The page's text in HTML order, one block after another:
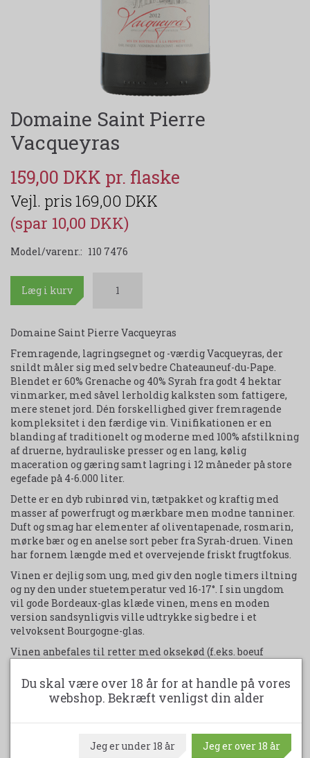
Domaine Saint Pierre
Vacqueyras
159,00 DKK
169,00 DKK
(spar 10,00 DKK)
Model/varenr.: 110 7476
Læg i kurv
Domaine Saint Pierre Vacqueyras
Fremragende, lagringsegnet og -værdig Vacqueyras, der
snildt måler sig med selv bedre Chateauneuf-du-Pape.
Blendet er 60% Grenache og 40% Syrah fra godt 4 hektar
vinmarker, med såvel lerholdig kalksten som fattigere,
mere stenet jord. Dén forskellighed giver fremragende
kompleksitet i den færdige vin. Vinifikationen er en
blanding af traditionelt og moderne med 100% afstilkning
af druerne, hydrauliske presser og en lang, kølig
maceration og gæring samt lagring i 12 måneder på store
egefade på 4-6.000 liter.
Dette er en dyb rubinrød vin, tætpakket og kraftig med
masser af powerfrugt og mærkbare men modne tanniner.
Duft og smag har elementer af oliventapenade, rosmarin,
mørke bær og en anelse sort peber fra Syrah-druen. Vinen
har fornem længde med et overvejende friskt frugtfokus.
Vinen er dejlig som ung, med giv den nogle timers iltning
og ny den under stuetemperatur ved 16-17°. I sin ungdom
vil gode Bordeaux-glas klæde vinen, mens en moden
version sandsynligvis ville udtrykke sig bedre i et
velvoksent Bourgogne-glas.
Vinen anbefales til retter med oksekød (f.eks. boeuf
hår- og fuglevildt, f.eks. and.
En kasse indeholder 6 flasker - 75 cl. 15% Alkohol.
Udskriv produktark
Du skal være over 18 år for at handle på vores
webshop. Bekræft venligst din alder
Jeg er under 18 år Jeg er over 18 år